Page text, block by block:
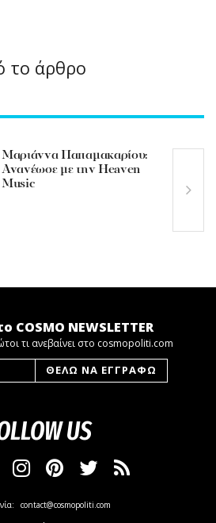
το άρθρο
Μαριάννα Παπαμακαρίου:
Ανανέωσε με την Heaven
Music
COSMO NEWSLETTER
τι ανεβαίνει στο cosmopoliti.com
US
contact@cosmopoliti.com